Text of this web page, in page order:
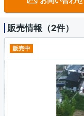
販売情報（2件）
販売中